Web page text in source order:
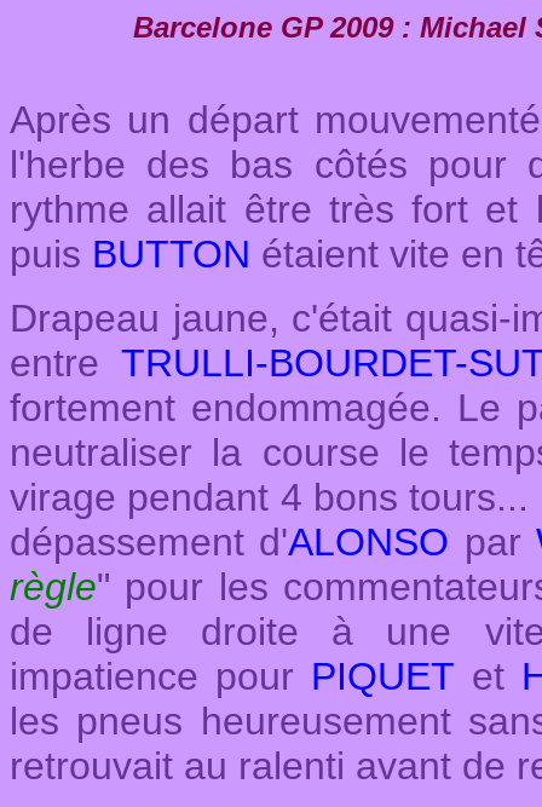
Barcelone GP 2009 :
Après un départ
l'herbe des bas côtés pour
rythme allait être très fort
puis BUTTON étaient vite en
Drapeau jaune, c'était quasi-
entre TRULLI-BOURDET-
fortement endommagée. Le
neutraliser la course le
virage pendant 4 bons
dépassement d'ALONSO par
règle" pour les
de ligne droite à une
impatience pour PIQUET et
les pneus heureusement
retrouvait au ralenti avant de